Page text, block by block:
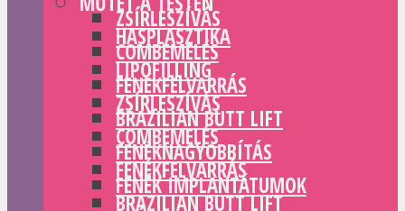
ZSÍRLESZÍVÁS
COMBEMELÉS
FENÉKFELVARRÁS
BRAZILIAN BUTT LIFT
FENÉKNAGYOBBÍTÁS
FENÉK IMPLANTÁTUMOK
HASPLASZTIKA
LIPOFILLING
ZSÍRLESZÍVÁS
COMBEMELÉS
FENÉKFELVARRÁS
BRAZILIAN BUTT LIFT